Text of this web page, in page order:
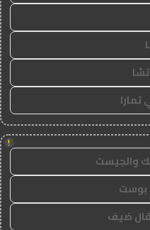
!
والجيست
بوست